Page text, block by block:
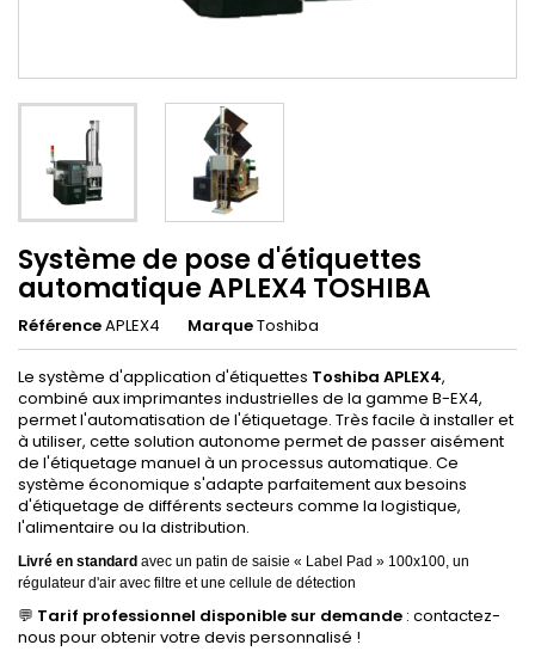
Système de pose d'étiquettes
automatique APLEX4 TOSHIBA
RéférenceAPLEX4 MarqueToshiba
Le système d'application d'étiquettes Toshiba APLEX4,
combiné aux imprimantes industrielles de la gamme B-EX4,
permet l'automatisation de l'étiquetage. Très facile à installer et
à utiliser, cette solution autonome permet de passer aisément
de l'étiquetage manuel à un processus automatique. Ce
système économique s'adapte parfaitement aux besoins
d'étiquetage de différents secteurs comme la logistique,
l'alimentaire ou la distribution.
Livré en standard avec un patin de saisie « Label Pad » 100x100, un
régulateur d'air avec filtre et une cellule de détection
💬 Tarif professionnel disponible sur demande : contactez-
nous pour obtenir votre devis personnalisé !